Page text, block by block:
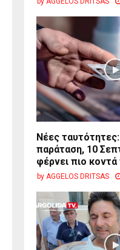
Νέες
παράταση, 10
φέρνει πιο
by AGGELOS DRITSAS